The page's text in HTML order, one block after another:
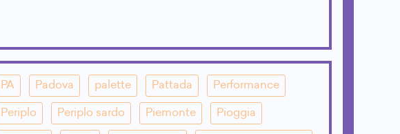
PA Padova palette Pattada Performance
Periplo Periplo sardo Piemonte Pioggia